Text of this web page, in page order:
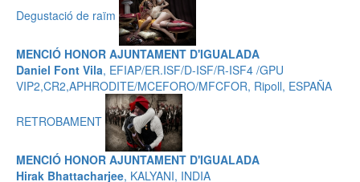
Degustació de raïm
MENCIÓ HONOR AJUNTAMENT D'IGUALADA
Daniel Font Vila, EFIAP/ER.ISF/D-ISF/R-ISF4 /GPU
VIP2,CR2,APHRODITE/MCEFORO/MFCFOR, Ripoll, ESPAÑA
RETROBAMENT
MENCIÓ HONOR AJUNTAMENT D'IGUALADA
Hirak Bhattacharjee, KALYANI, INDIA